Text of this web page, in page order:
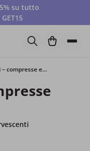
su tutto
GET15
3x Elettroliti – compresse effervescenti